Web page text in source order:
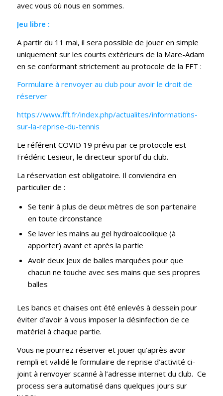
avec vous où nous en sommes.
Jeu libre :
A partir du 11 mai, il sera possible de jouer en simple
uniquement sur les courts extérieurs de la Mare-Adam
en se conformant strictement au protocole de la FFT :
Formulaire à renvoyer au club pour avoir le droit de
réserver
https://www.fft.fr/index.php/actualites/informations-
sur-la-reprise-du-tennis
Le référent COVID 19 prévu par ce protocole est
Frédéric Lesieur, le directeur sportif du club.
La réservation est obligatoire. Il conviendra en
particulier de :
Se tenir à plus de deux mètres de son partenaire
en toute circonstance
Se laver les mains au gel hydroalcoolique (à
apporter) avant et après la partie
Avoir deux jeux de balles marquées pour que
chacun ne touche avec ses mains que ses propres
balles
Les bancs et chaises ont été enlevés à dessein pour
éviter d’avoir à vous imposer la désinfection de ce
matériel à chaque partie.
Vous ne pourrez réserver et jouer qu’après avoir
rempli et validé le formulaire de reprise d’activité ci-
joint à renvoyer scanné à l’adresse internet du club. Ce
process sera automatisé dans quelques jours sur